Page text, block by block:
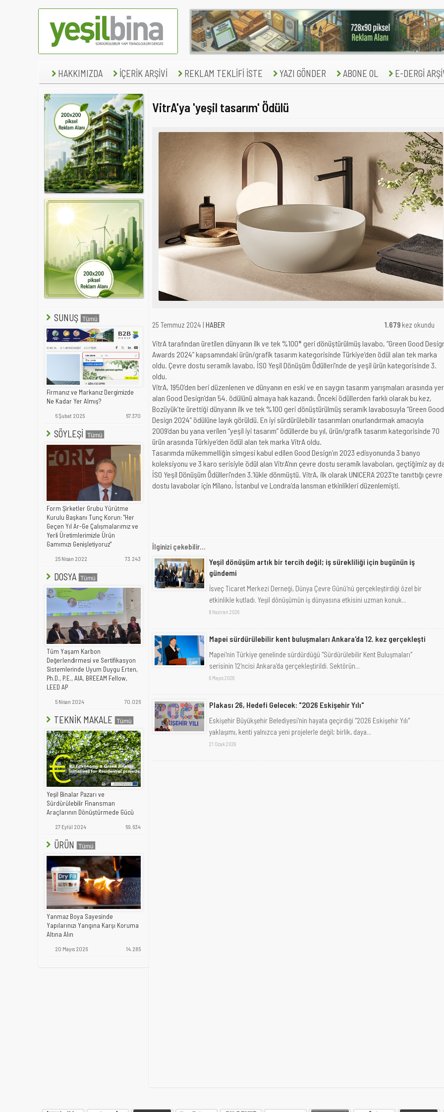
HAKKIMIZDA İÇERİK ARŞİVİ REKLAM TEKLİFİ İSTE YAZI GÖNDER ABONE OL E-DERGİ
SUNUŞ
Firmanız ve Markanız Dergimizde
Ne Kadar Yer Almış?
6 Şubat 2025 67.370
SÖYLEŞİ
Form Şirketler Grubu Yürütme
Kurulu Başkanı Tunç Korun: "Her
Geçen Yıl Ar-Ge Çalışmalarımız ve
Yerli Üretimlerimizle Ürün
Gamımızı Genişletiyoruz"
25 Nisan 2022 73.243
DOSYA
Tüm Yaşam Karbon
Değerlendirmesi ve Sertifikasyon
Sistemlerinde Uyum Duygu Erten,
Ph.D., P.E., AIA, BREEAM Fellow,
LEED AP
5 Nisan 2024 70.026
TEKNİK MAKALE
Yeşil Binalar Pazarı ve
Sürdürülebilir Finansman
Araçlarının Dönüştürmede Gücü
27 Eylül 2024 69.634
ÜRÜN
Yanmaz Boya Sayesinde
Yapılarınızı Yangına Karşı Koruma
Altına Alın
20 Mayıs 2026 14.285
VitrA'ya 'yeşil tasarım' Ödülü
25 Temmuz 2024 | HABER 1.679 kez okundu
VitrA tarafından üretilen dünyanın ilk ve tek %100* geri dönüştürülmüş lavabo, “Green Good
Awards 2024” kapsamındaki ürün/grafik tasarım kategorisinde Türkiye’den ödül alan tek marka
oldu. Çevre dostu seramik lavabo, İSO Yeşil Dönüşüm Ödülleri’nde de yeşil ürün kategorisinde 3.
oldu.
VitrA, 1950’den beri düzenlenen ve dünyanın en eski ve en saygın tasarım yarışmaları arasında yer
alan Good Design’dan 54. ödülünü almaya hak kazandı. Önceki ödüllerden farklı olarak bu kez,
Bozüyük’te ürettiği dünyanın ilk ve tek %100 geri dönüştürülmüş seramik lavabosuyla “Green Good
Design 2024” ödülüne layık görüldü. En iyi sürdürülebilir tasarımları onurlandırmak amacıyla
2009’dan bu yana verilen “yeşil iyi tasarım” ödüllerde bu yıl, ürün/grafik tasarım kategorisinde 70
ürün arasında Türkiye’den ödül alan tek marka VitrA oldu.
Tasarımda mükemmelliğin simgesi kabul edilen Good Design’ın 2023 edisyonunda 3 banyo
koleksiyonu ve 3 karo serisiyle ödül alan VitrA’nın çevre dostu seramik lavaboları, geçtiğimiz ay
İSO Yeşil Dönüşüm Ödülleri’nden 3.’lükle dönmüştü. VitrA, ilk olarak UNICERA 2023’te tanıttığı çevre
dostu lavabolar için Milano, İstanbul ve Londra’da lansman etkinlikleri düzenlemişti.
İlginizi çekebilir...
Yeşil dönüşüm artık bir tercih değil; iş sürekliliği için bugünün iş
gündemi
İsveç Ticaret Merkezi Derneği, Dünya Çevre Günü'nü gerçekleştirdiği özel bir
etkinlikle kutladı. Yeşil dönüşümün iş dünyasına etkisini uzman konuk...
8 Haziran 2026
Mapei sürdürülebilir kent buluşmaları Ankara'da 12. kez gerçekleşti
Mapei'nin Türkiye genelinde sürdürdüğü "Sürdürülebilir Kent Buluşmaları"
serisinin 12'ncisi Ankara'da gerçekleştirildi. Sektörün...
6 Mayıs 2026
Plakası 26, Hedefi Gelecek: "2026 Eskişehir Yılı"
Eskişehir Büyükşehir Belediyesi'nin hayata geçirdiği "2026 Eskişehir Yılı"
yaklaşımı, kenti yalnızca yeni projelerle değil; birlik, daya...
21 Ocak 2026